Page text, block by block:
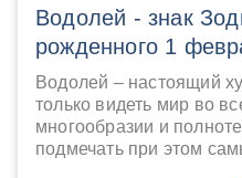
Водолей - знак
рожденного 1
Водолей – настоящий
только видеть мир во
многообразии и
подмечать при этом